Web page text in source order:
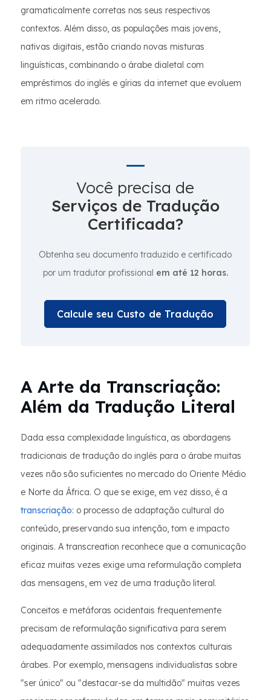
gramaticalmente corretas nos seus respectivos
contextos. Além disso, as populações mais jovens,
nativas digitais, estão criando novas misturas
linguísticas, combinando o árabe dialetal com
empréstimos do inglês e gírias da internet que evoluem
em ritmo acelerado.
Você precisa de
Serviços de Tradução
Certificada?
Obtenha seu documento traduzido e certificado
por um tradutor profissional em até 12 horas.
Calcule seu Custo de Tradução
A Arte da Transcriação:
Além da Tradução Literal
Dada essa complexidade linguística, as abordagens
tradicionais de tradução do inglês para o árabe muitas
vezes não são suficientes no mercado do Oriente Médio
e Norte da África. O que se exige, em vez disso, é a
transcriação: o processo de adaptação cultural do
conteúdo, preservando sua intenção, tom e impacto
originais. A transcreation reconhece que a comunicação
eficaz muitas vezes exige uma reformulação completa
das mensagens, em vez de uma tradução literal.
Conceitos e metáforas ocidentais frequentemente
precisam de reformulação significativa para serem
adequadamente assimilados nos contextos culturais
árabes. Por exemplo, mensagens individualistas sobre
"ser único" ou "destacar-se da multidão" muitas vezes